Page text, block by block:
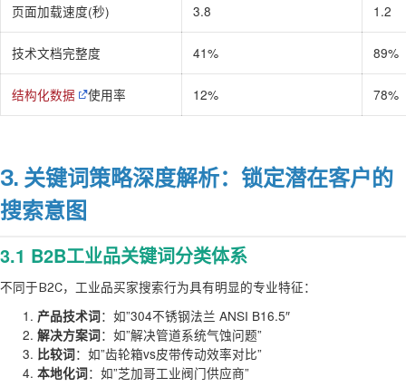
页面加载速度(秒) 3.8 1.2
技术文档完整度 41% 89%
结构化数据 使用率 12% 78%
3. 关键词策略深度解析：锁定潜在客户的
搜索意图
3.1 B2B工业品关键词分类体系
不同于B2C，工业品买家搜索行为具有明显的专业特征：
产品技术词：如”304不锈钢法兰 ANSI B16.5″
解决方案词：如”解决管道系统气蚀问题”
比较词：如”齿轮箱vs皮带传动效率对比”
本地化词：如”芝加哥工业阀门供应商”